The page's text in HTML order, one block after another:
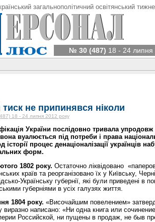
загальнополітичний освітянський
№ 30 (487) 18 - 24 липня
тиск не припинявся ніколи
18 - 24 липня 2012 року
України послідовно тривала
вона вуалюється під потреби і права
історії процес денаціоналізації українців
форм.
1802 року. Остаточно ліквідовано
країв та реорганізовано їх у Київську,
Українську губернії, які були приведені в
губерніями в усіх галузях життя.
1804 року. «Височайшим повелением»
виразно написано: «Ни одна книга или
Российской, ни пущены в продаж, не быв